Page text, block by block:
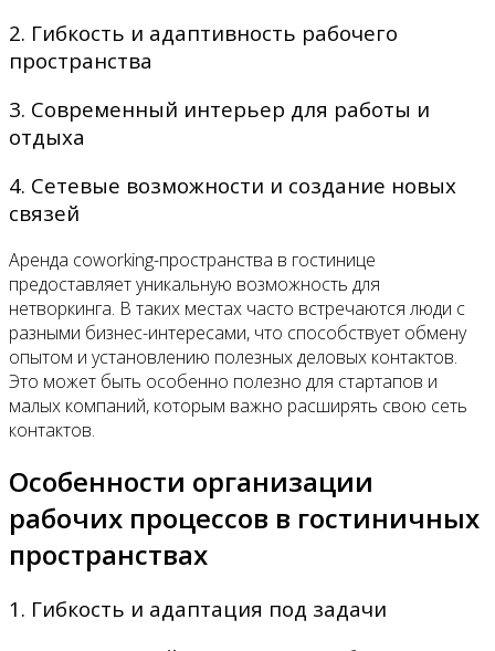
2. Гибкость и адаптивность рабочего
пространства
3. Современный интерьер для работы и
отдыха
4. Сетевые возможности и создание новых
связей
Аренда coworking-пространства в гостинице
предоставляет уникальную возможность для
нетворкинга. В таких местах часто встречаются люди с
разными бизнес-интересами, что способствует обмену
опытом и установлению полезных деловых контактов.
Это может быть особенно полезно для стартапов и
малых компаний, которым важно расширять свою сеть
контактов.
Особенности организации
рабочих процессов в гостиничных
пространствах
1. Гибкость и адаптация под задачи